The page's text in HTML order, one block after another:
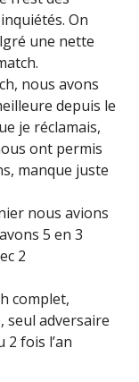
On
une nette
nous avons
depuis le
je réclamais,
ont permis
manque juste
nous avions
5 en 3
2
complet,
seul adversaire
fois l’an